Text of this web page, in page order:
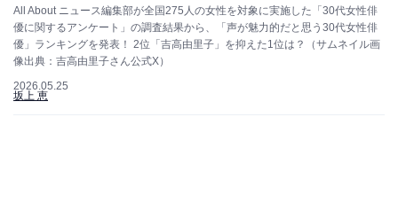
All About ニュース編集部が全国275人の女性を対象に実施した「30代女性俳
優に関するアンケート」の調査結果から、「声が魅力的だと思う30代女性俳
優」ランキングを発表！ 2位「吉高由里子」を抑えた1位は？（サムネイル画
像出典：吉高由里子さん公式X）
2026.05.25
坂上 恵